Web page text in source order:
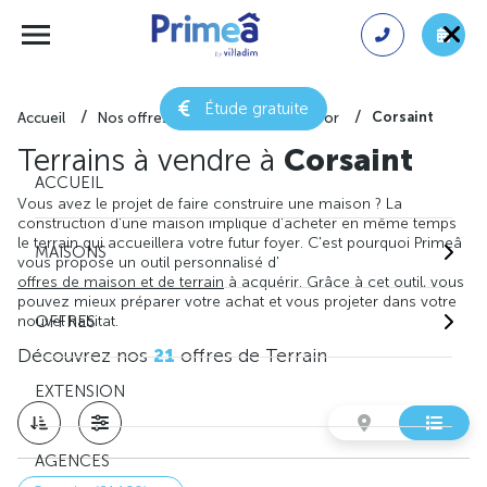
Étude gratuite
ACCUEIL
MAISONS
OFFRES
EXTENSION
AGENCES
Accueil Nos offres de terrain Côte-d'or Corsaint
Terrains à vendre à Corsaint
Vous avez le projet de faire construire une maison ? La
construction d'une maison implique d'acheter en même temps
le terrain qui accueillera votre futur foyer. C'est pourquoi Primeâ
vous propose un outil personnalisé d'
offres de maison et de terrain à acquérir. Grâce à cet outil, vous
pouvez mieux préparer votre achat et vous projeter dans votre
nouvel habitat.
Découvrez nos21offres de Terrain